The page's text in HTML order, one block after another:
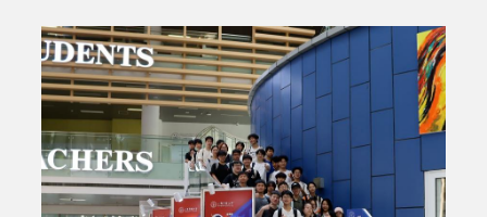
工作带宽受限。这些问题长期制约着超密集光子芯
片、宽带光束扫描器件和高容量空间复用系统的发
展。针对这一问题，上海科技大学信息科学与技术学
院邹毅教授团队提出一种基于人工规范场（Artificial
Gauge Field, AGF）的片上耦合调控方法，实现了宽
带、低串扰的超密集波导阵列以及无色散、任意比例
的片上功率分束器。相关研究成果以 “Dispersionless
coupling control enabled by artificial gauge fields for